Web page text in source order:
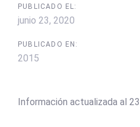
PUBLICADO EL:
junio 23, 2020
PUBLICADO EN:
2015
Información actualizada al